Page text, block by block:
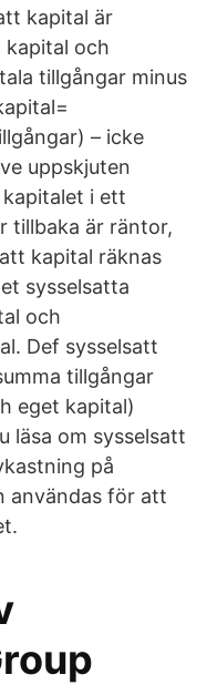
kapital är
kapital och
tillgångar minus
– icke
uppskjuten
i ett
tillbaka är räntor,
kapital räknas
sysselsatta
och
Def sysselsatt
tillgångar
eget kapital)
läsa om sysselsatt
på
användas för att